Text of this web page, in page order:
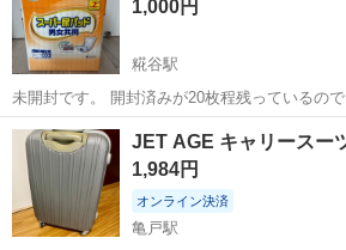
【...
1,000円
糀谷駅
未開封です。 開封済みが20枚程残っているので
に。
東京 大田区 その他
JET AGE キャリースー
1,984円
オンライン決済
亀戸駅